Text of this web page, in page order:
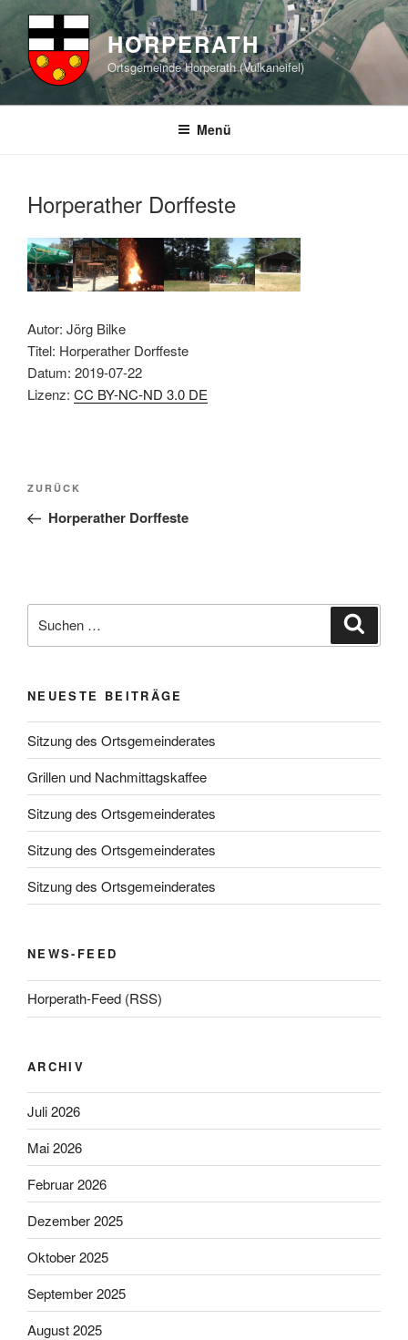
Zum
Inhalt
springen
HORPERATH
Ortsgemeinde Horperath (Vulkaneifel)
Menü
Horperather Dorffeste
Autor: Jörg Bilke
Titel: Horperather Dorffeste
Datum: 2019-07-22
Lizenz: CC BY-NC-ND 3.0 DE
Beitragsnavigation
Vorheriger
Beitrag
ZURÜCK
Horperather Dorffeste
nach:
NEUESTE BEITRÄGE
Sitzung des Ortsgemeinderates
Grillen und Nachmittagskaffee
Sitzung des Ortsgemeinderates
Sitzung des Ortsgemeinderates
Sitzung des Ortsgemeinderates
NEWS-FEED
Horperath-Feed (RSS)
ARCHIV
Juli 2026
Mai 2026
Februar 2026
Dezember 2025
Oktober 2025
September 2025
August 2025